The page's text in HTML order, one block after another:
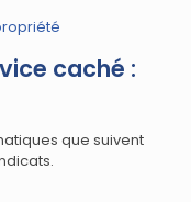
caché :
que suivent